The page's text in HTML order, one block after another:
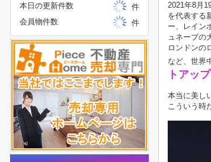
2021年8月
を代表する
ー、レイン
ュネーブの
ロンドンの
など、世界
トアップ
本当に美し
こういう時
本日の更新件数
件
会員物件数
件